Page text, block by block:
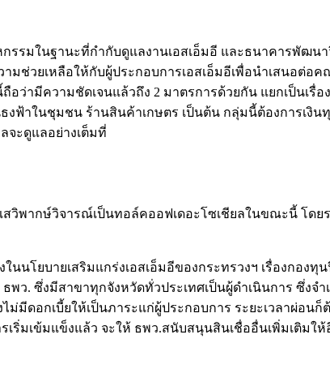
รรมในฐานะที่กำกับดูแลงานเอสเอ็มอี และธนาคารพัฒน
ามช่วยเหลือให้กับผู้ประกอบการเอสเอ็มอีเพื่อนำเสนอต่
ามีความชัดเจนแล้วถึง 2 มาตรการด้วยกัน แยกเป็นเรื่
ฟ้าในชุมชน ร้านสินค้าเกษตร เป็นต้น กลุ่มนี้ต้องการเงิน
จะดูแลอย่างเต็มที่
วิพากษ์วิจารณ์เป็นทอล์คออฟเดอะโซเชียลในขณะนี้ โดย
โยบายเสริมแกร่งเอสเอ็มอีของกระทรวงฯ เรื่องกองทุน
ว. ซึ่งมีสาขาทุกจังหวัดทั่วประเทศเป็นผู้ดำเนินการ ซึ่งจ
มีดอกเบี้ยให้เป็นภาระแก่ผู้ประกอบการ ระยะเวลาผ่อน
ริ่มเข้มแข็งแล้ว จะให้ ธพว.สนับสนุนสินเชื่ออื่นเพิ่มเติมให้